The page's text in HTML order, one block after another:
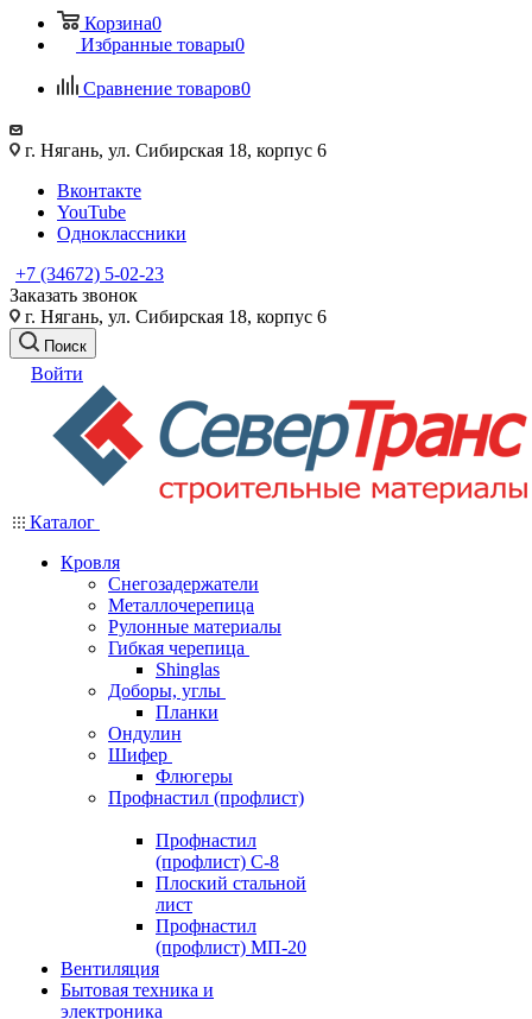
Корзина0
Избранные товары0
Сравнение товаров0
г. Нягань, ул. Сибирская 18, корпус 6
Вконтакте
YouTube
Одноклассники
+7 (34672) 5-02-23
Заказать звонок
г. Нягань, ул. Сибирская 18, корпус 6
Поиск
Войти
Каталог
Кровля
Снегозадержатели
Металлочерепица
Рулонные материалы
Гибкая черепица
Shinglas
Доборы, углы
Планки
Ондулин
Шифер
Флюгеры
Профнастил (профлист)
Профнастил
(профлист) С-8
Плоский стальной
лист
Профнастил
(профлист) МП-20
Вентиляция
Бытовая техника и
электроника